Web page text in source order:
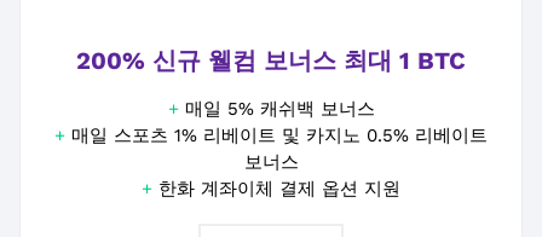
200% 신규 웰컴 보너스 최대 1 BTC
+ 매일 5% 캐쉬백 보너스
+ 매일 스포츠 1% 리베이트 및 카지노 0.5% 리베이트
보너스
+ 한화 계좌이체 결제 옵션 지원